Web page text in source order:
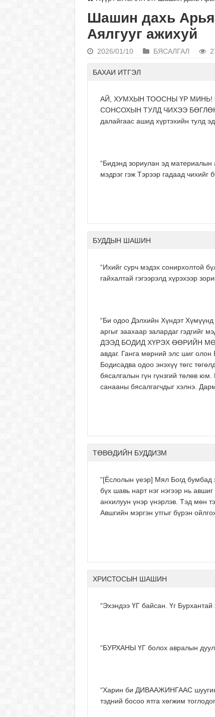
Шашин дахь
Аялгууг ажихуй
2026/01/10 БЯСАЛГАЛ
БАХАИ ИТГЭЛ
АЙ, ХУМХЫН ТООСНЫ ҮР МИНЬ!
СОНСОХЫН ТУЛД ЧИХЭЭ БӨГЛӨНӨ
далайгаас ашид хүртэхийн тулд
“Бидэнд зориулан эд
мэдрэг гэж Тэрээр гадаад
БУДДЫН ШАШИН
“Ихийг сурч мэдэх сонирхолтой
гайхалтай гэгээрэлд хүрэхээр
“Би одоо Дэлхийн Хүндэт
аргыг заахаар залардаг
ДЭЭД БОДИД ХҮРЭХ ӨӨРИЙН МӨН
авдаг. Ганга мөрний элс шиг олон
Бодисадва одоо энэхүү төгс
бясалгалын гүн гүнзгий төлөв
санааны бясалгагчдыг хэлнэ.
ТӨВӨДИЙН БУДДИЗМ
“[Ёслолын үеэр] Мял Богд бумбад
бүх шавь нарт нэг нэгээр нь
анхилуун үнэр үнэрлэв. Тэд мөн
Авшгийн мэргэн утгыг бүрэн
ХРИСТОСЫН ШАШИН
“Эхэндээ ҮГ байсан. Үг
“БУРХАНЫ ҮГ болох авралын
“Харин би ДИВААЖИНГААС
тэдний босоо ятга хөгжим